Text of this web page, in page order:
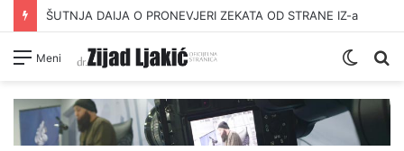
ŠUTNJA DAIJA O PRONEVJERI ZEKATA OD STRANE IZ-a
Meni
Switch